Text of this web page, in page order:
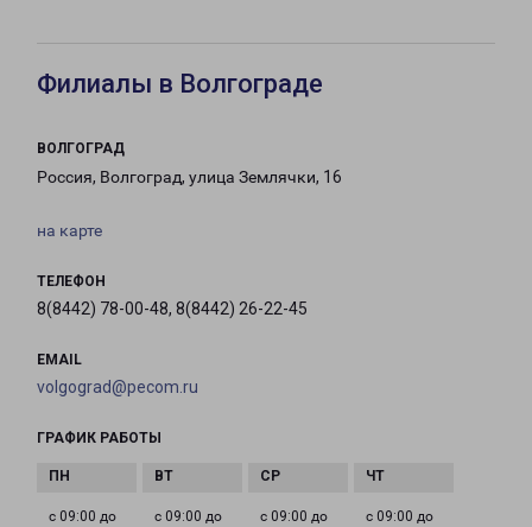
Филиалы в Волгограде
ВОЛГОГРАД
Россия, Волгоград, улица Землячки, 16
на карте
ТЕЛЕФОН
8(8442) 78-00-48, 8(8442) 26-22-45
EMAIL
volgograd@pecom.ru
ГРАФИК РАБОТЫ
с 09:00 до
с 09:00 до
с 09:00 до
с 09:00 до